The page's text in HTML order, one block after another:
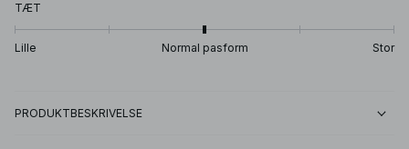
TÆT
Lille Normal pasform Stor
PRODUKTBESKRIVELSE